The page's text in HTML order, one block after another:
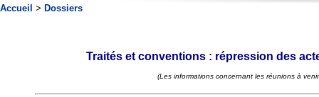
Accueil > Dossiers
Traités et conventions : répression des
(Les informations concernant les réunions à